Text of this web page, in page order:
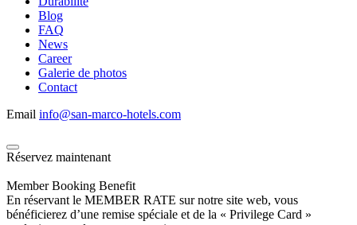
Blog
FAQ
News
Career
Galerie de photos
Contact
Email info@san-marco-hotels.com
Réservez maintenant
Member Booking Benefit
En réservant le MEMBER RATE sur notre site web, vous
bénéficierez d’une remise spéciale et de la « Privilege Card »